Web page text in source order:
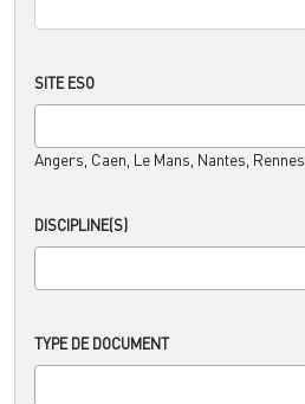
SITE ESO
Angers, Caen, Le Mans, Nantes, Rennes
DISCIPLINE(S)
TYPE DE DOCUMENT